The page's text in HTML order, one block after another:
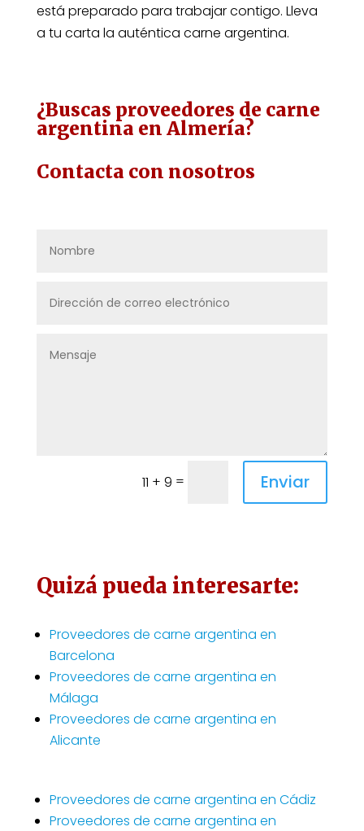
está preparado para trabajar contigo. Lleva
a tu carta la auténtica carne argentina.
¿Buscas proveedores de carne
argentina en Almería?
Contacta con nosotros
11 + 9 = Enviar
Quizá pueda interesarte:
Proveedores de carne argentina en
Barcelona
Proveedores de carne argentina en
Málaga
Proveedores de carne argentina en
Alicante
Proveedores de carne argentina en Cádiz
Proveedores de carne argentina en